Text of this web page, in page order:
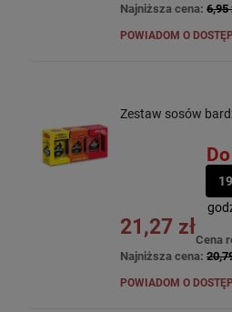
Najniższa cena: 6,95
POWIADOM O
Zestaw sosów
19
21,27 zł
Cena
Najniższa cena:
POWIADOM O